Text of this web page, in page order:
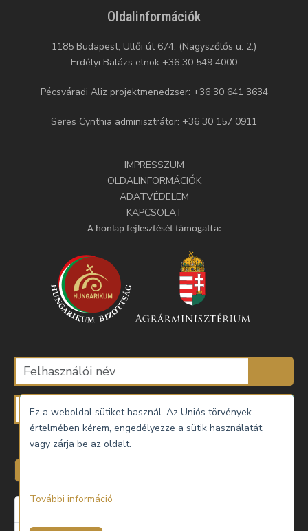
Oldalinformációk
1185 Budapest, Üllői út 674. (Nagyszőlős u. 2.)
Erdélyi Balázs elnök +36 30 549 4000
Pécsváradi Aliz projektmenedzser: +36 30 641 3634
Seres Cynthia adminisztrátor: +36 30 157 0911
IMPRESSZUM
OLDALINFORMÁCIÓK
ADATVÉDELEM
KAPCSOLAT
A honlap fejlesztését támogatta:
Emlékezzen rám
Ez a weboldal sütiket használ. Az Uniós törvények
értelmében kérem, engedélyezze a sütik használatát,
vagy zárja be az oldalt.
További információ